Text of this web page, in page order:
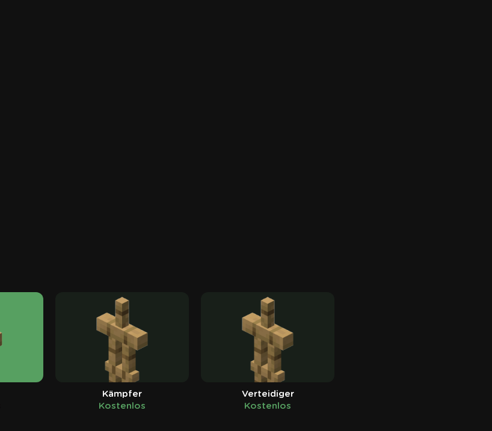
Kämpfer
Kostenlos
Verteidiger
Kostenlos